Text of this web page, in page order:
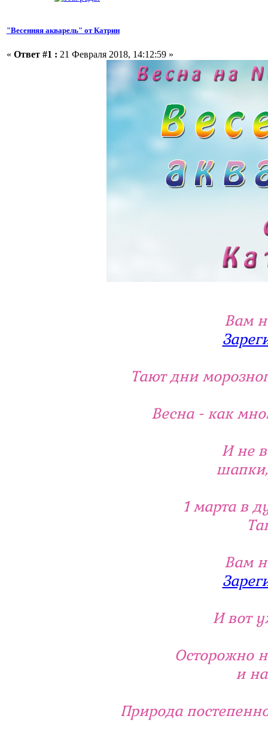
"Весенняя акварель" от Катрин
« Ответ #1 : 21 Февраля 2018, 14:12:59 »
Вам
Тают дни
Весна - как
И не
1 марта в
Вам
И вот
Осторожно
и
Природа